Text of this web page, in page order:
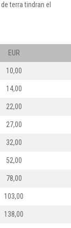
terra tindran el
EUR
10,00
14,00
22,00
27,00
32,00
52,00
78,00
103,00
138,00